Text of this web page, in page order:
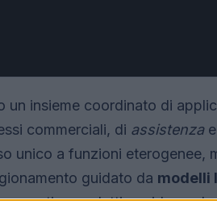
un insieme coordinato di
commerciali, di assistenzae
unico a funzioni eterogenee,
guidato da modelli
e produttive,